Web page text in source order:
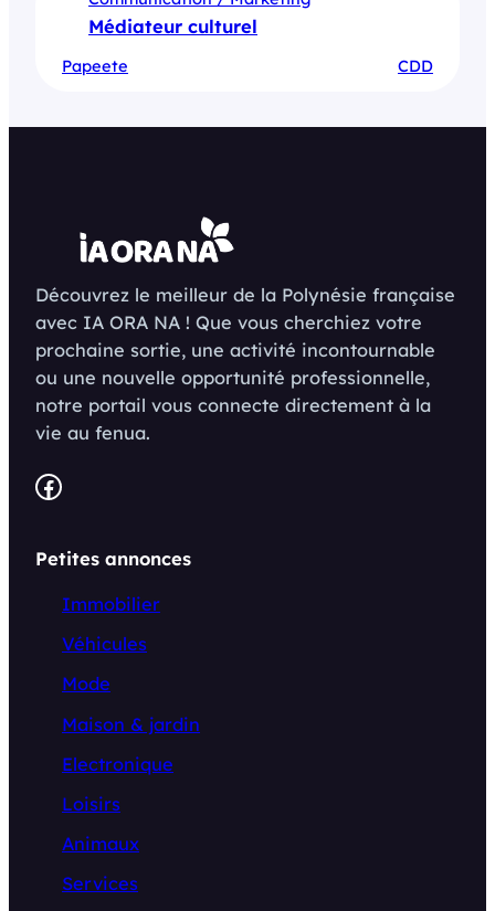
Médiateur culturel
Papeete CDD
Découvrez le meilleur de la Polynésie française
avec IA ORA NA ! Que vous cherchiez votre
prochaine sortie, une activité incontournable
ou une nouvelle opportunité professionnelle,
notre portail vous connecte directement à la
vie au fenua.
Facebook
Petites annonces
Immobilier
Véhicules
Mode
Maison & jardin
Electronique
Loisirs
Animaux
Services